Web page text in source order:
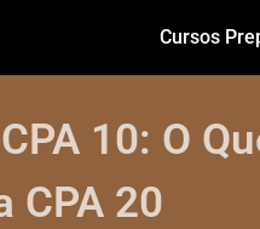
Cursos
10: O
CPA 20